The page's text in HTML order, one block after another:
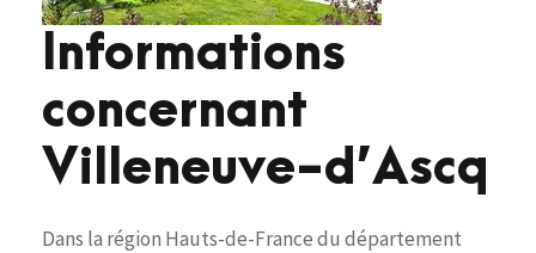
Informations
concernant
Villeneuve-d’Ascq
Dans la région Hauts-de-France du département